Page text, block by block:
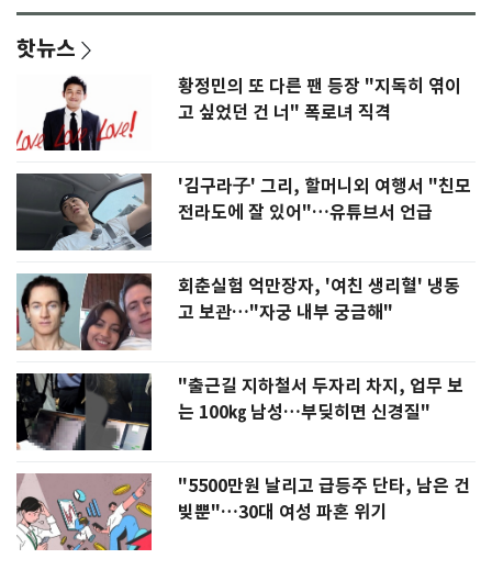
핫뉴스
황정민의 또 다른 팬 등장 "지독히 엮이
고 싶었던 건 너" 폭로녀 직격
'김구라子' 그리, 할머니외 여행서 "친모
전라도에 잘 있어"…유튜브서 언급
회춘실험 억만장자, '여친 생리혈' 냉동
고 보관…"자궁 내부 궁금해"
"출근길 지하철서 두자리 차지, 업무 보
는 100㎏ 남성…부딪히면 신경질"
"5500만원 날리고 급등주 단타, 남은 건
빚뿐"…30대 여성 파혼 위기